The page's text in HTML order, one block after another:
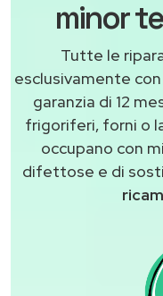
minor
Tutte le
esclusivamente
garanzia di 12
frigoriferi, forni o
occupano con
difettose e di